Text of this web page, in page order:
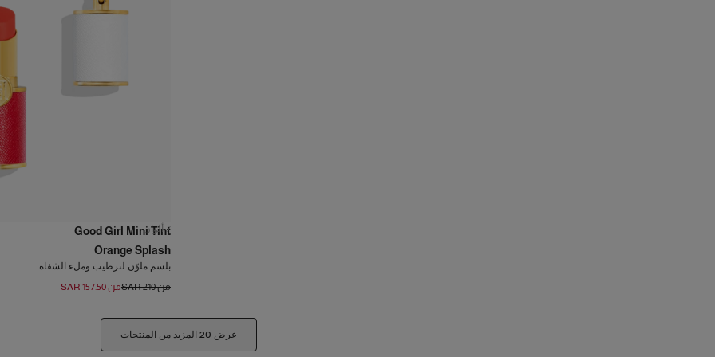
Good Girl Mini Tint
Orange Splash
بلسم ملوّن لترطيب وملء الشفاه
7 ألوان
من SAR 210 من SAR 157.50
عرض 20 المزيد من المنتجات